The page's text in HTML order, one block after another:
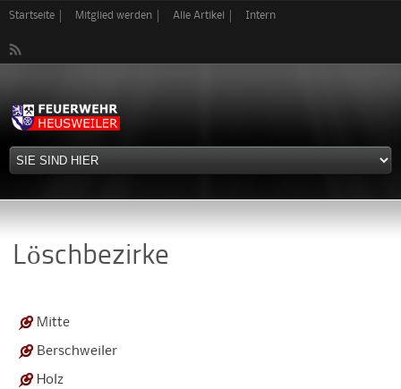
Direkt
Startseite Mitglied werden Alle Artikel Intern
Löschbezirke
Mitte
Berschweiler
Holz